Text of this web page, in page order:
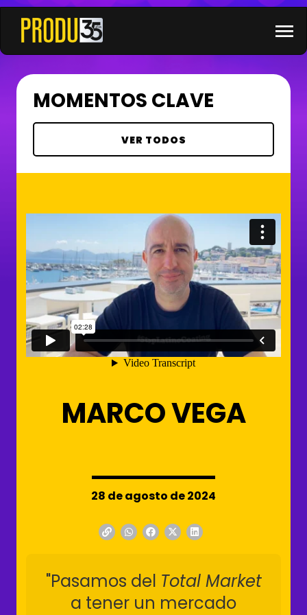
menu
×
MOMENTOS CLAVE
VER TODOS
MARCO VEGA
28 de agosto de 2024
"Pasamos del Total Market
a tener un mercado